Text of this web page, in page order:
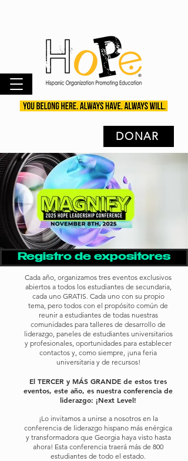
DONAR
Registro de expositores
Cada año, organizamos tres eventos exclusivos
abiertos a todos los estudiantes de secundaria,
cada uno GRATIS. Cada uno con su propio
tema, pero todos con el propósito común de
reunir a estudiantes de todas nuestras
comunidades para talleres de desarrollo de
liderazgo, paneles de estudiantes universitarios
y profesionales, oportunidades para establecer
contactos y, como siempre, ¡una feria
universitaria y de recursos!
El TERCER y MÁS GRANDE de estos tres
eventos, este año, es nuestra conferencia de
liderazgo: ¡Next Level!
¡Lo invitamos a unirse a nosotros en la
conferencia de liderazgo hispano más enérgica
y transformadora que Georgia haya visto hasta
ahora! Esta conferencia traerá más de 800
estudiantes de todo el estado.